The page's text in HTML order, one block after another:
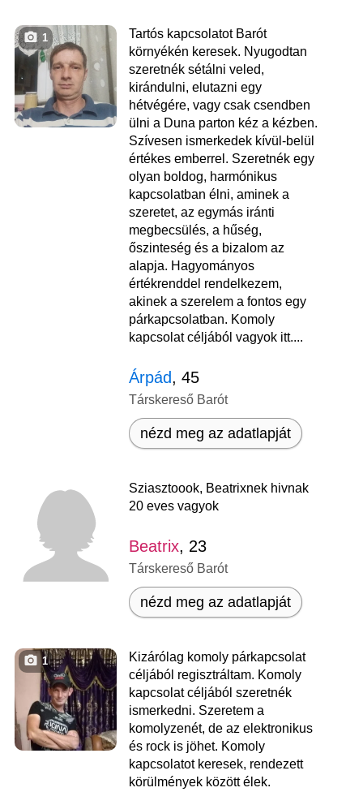
1
Tartós kapcsolatot Barót
környékén keresek. Nyugodtan
szeretnék sétálni veled,
kirándulni, elutazni egy
hétvégére, vagy csak csendben
ülni a Duna parton kéz a kézben.
Szívesen ismerkedek kívül-belül
értékes emberrel. Szeretnék egy
olyan boldog, harmónikus
kapcsolatban élni, aminek a
szeretet, az egymás iránti
megbecsülés, a hűség,
őszinteség és a bizalom az
alapja. Hagyományos
értékrenddel rendelkezem,
akinek a szerelem a fontos egy
párkapcsolatban. Komoly
kapcsolat céljából vagyok itt....
Árpád, 45
Társkereső Barót
nézd meg az adatlapját
Sziasztoook, Beatrixnek hivnak
20 eves vagyok
Beatrix, 23
Társkereső Barót
nézd meg az adatlapját
1
Kizárólag komoly párkapcsolat
céljából regisztráltam. Komoly
kapcsolat céljából szeretnék
ismerkedni. Szeretem a
komolyzenét, de az elektronikus
és rock is jöhet. Komoly
kapcsolatot keresek, rendezett
körülmények között élek.